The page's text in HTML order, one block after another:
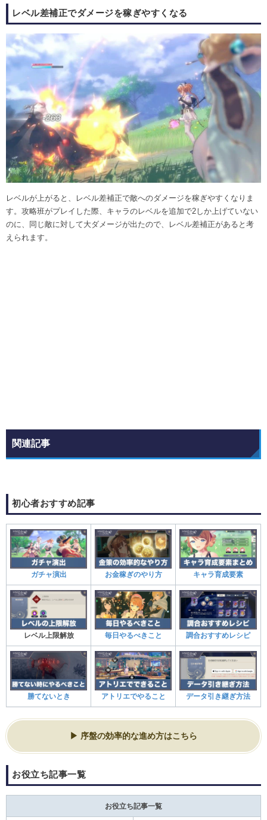
レベル差補正でダメージを稼ぎやすくなる
レベルが上がると、レベル差補正で敵へのダメージを稼ぎやすくなりま
す。攻略班がプレイした際、キャラのレベルを追加で2しか上げていない
のに、同じ敵に対して大ダメージが出たので、レベル差補正があると考
えられます。
関連記事
初心者おすすめ記事
ガチャ演出 お金稼ぎのやり方 キャラ育成要素
レベル上限解放 毎日やるべきこと 調合おすすめレシピ
勝てないとき アトリエでやること データ引き継ぎ方法
序盤の効率的な進め方はこちら
お役立ち記事一覧
お役立ち記事一覧